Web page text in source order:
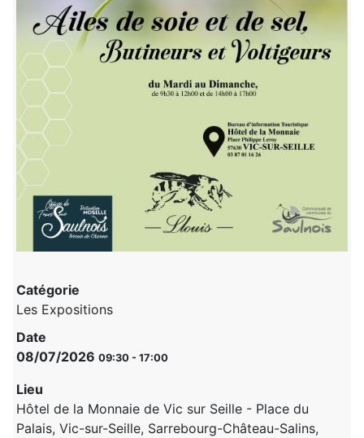
Catégorie
Les Expositions
Date
08/07/2026 09:30 -17:00
Lieu
Hôtel de la Monnaie de Vic sur Seille - Place du
Palais, Vic-sur-Seille, Sarrebourg-Château-Salins,